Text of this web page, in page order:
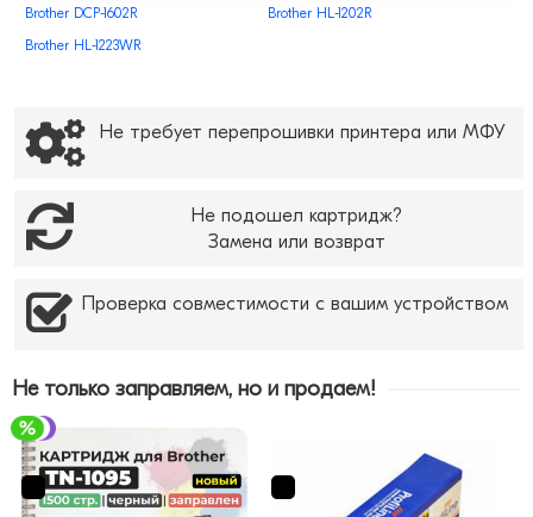
Brother DCP-1602R
Brother HL-1202R
Brother HL-1223WR
Не требует перепрошивки принтера или МФУ
Не подошел картридж?
Замена или возврат
Проверка совместимости с вашим устройством
Не только заправляем, но и продаем!